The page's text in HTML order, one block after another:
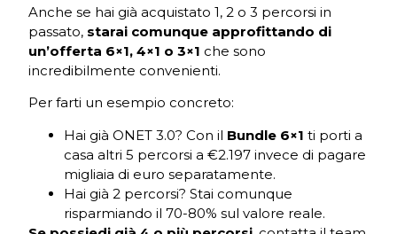
Anche se hai già acquistato 1, 2 o 3 percorsi in
passato, starai comunque approfittando di
un’offerta 6×1, 4×1 o 3×1 che sono
incredibilmente convenienti.
Per farti un esempio concreto:
Hai già ONET 3.0? Con il Bundle 6×1 ti porti a
casa altri 5 percorsi a €2.197 invece di pagare
migliaia di euro separatamente.
Hai già 2 percorsi? Stai comunque
risparmiando il 70-80% sul valore reale.